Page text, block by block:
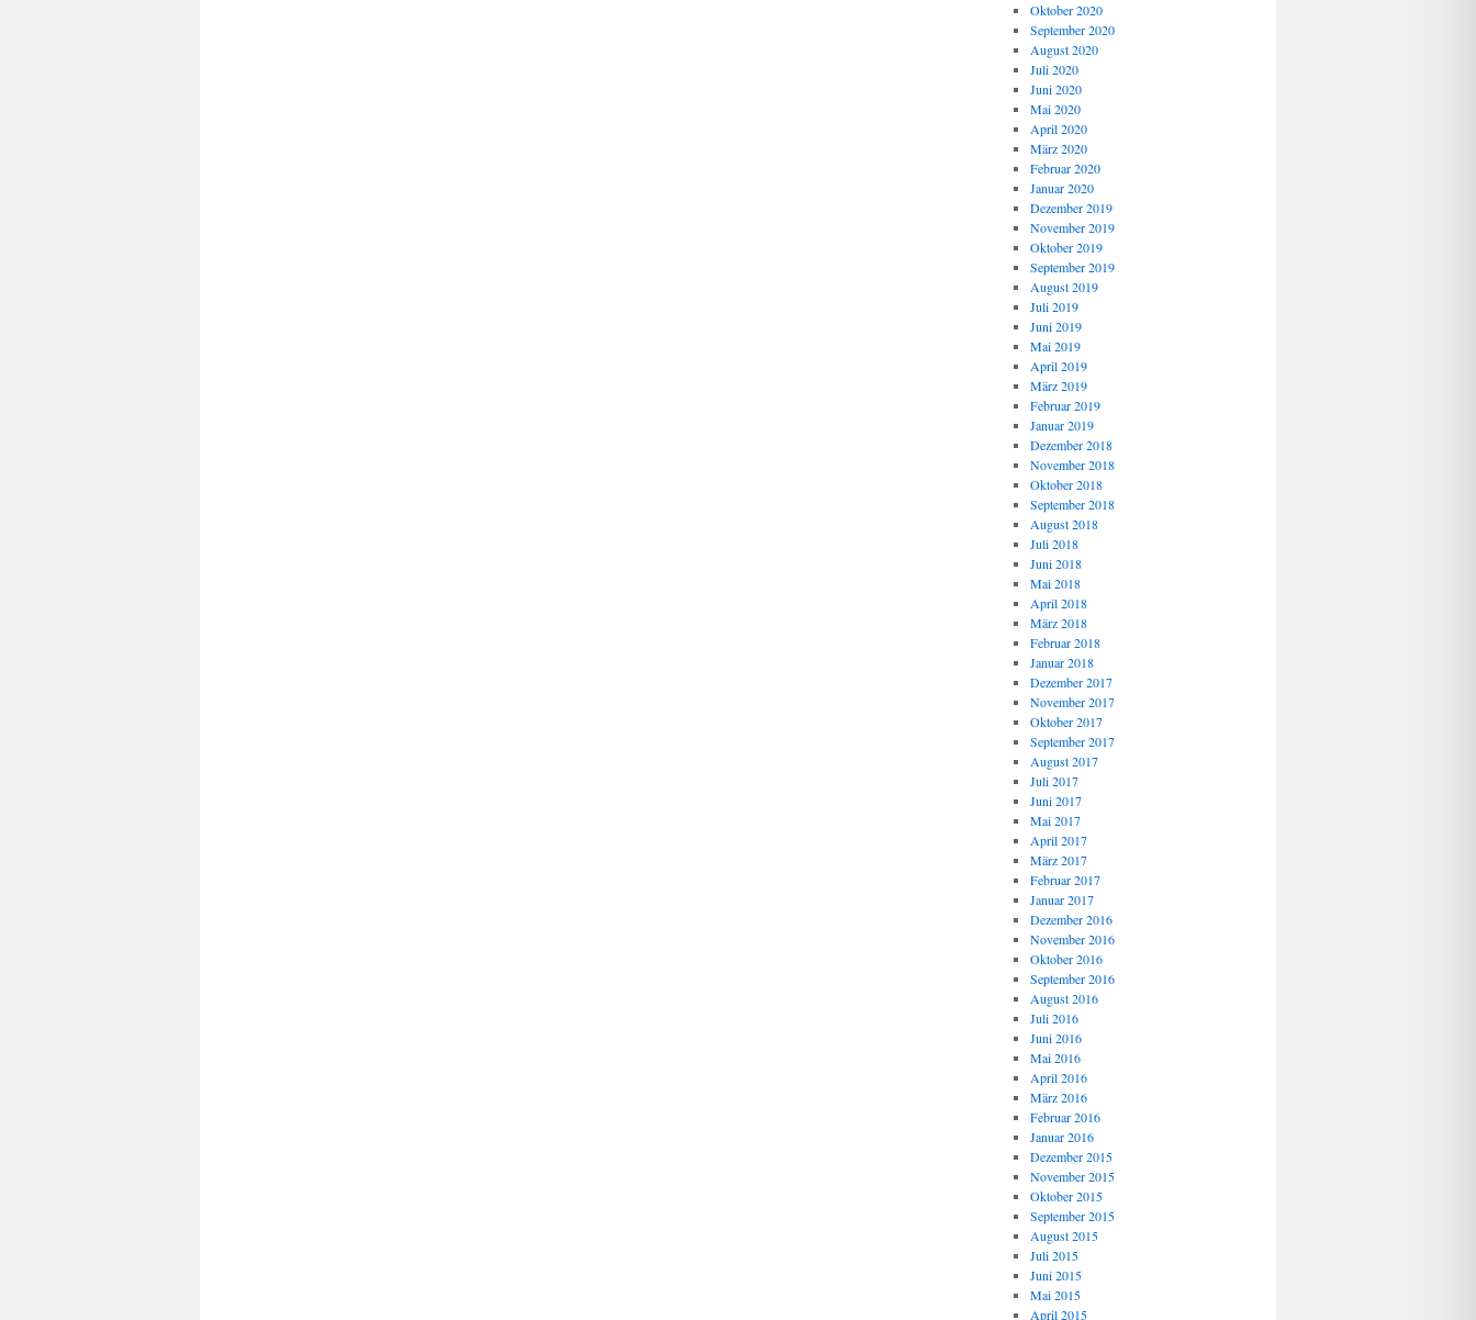
Oktober 2020
September 2020
August 2020
Juli 2020
Juni 2020
Mai 2020
April 2020
März 2020
Februar 2020
Januar 2020
Dezember 2019
November 2019
Oktober 2019
September 2019
August 2019
Juli 2019
Juni 2019
Mai 2019
April 2019
März 2019
Februar 2019
Januar 2019
Dezember 2018
November 2018
Oktober 2018
September 2018
August 2018
Juli 2018
Juni 2018
Mai 2018
April 2018
März 2018
Februar 2018
Januar 2018
Dezember 2017
November 2017
Oktober 2017
September 2017
August 2017
Juli 2017
Juni 2017
Mai 2017
April 2017
März 2017
Februar 2017
Januar 2017
Dezember 2016
November 2016
Oktober 2016
September 2016
August 2016
Juli 2016
Juni 2016
Mai 2016
April 2016
März 2016
Februar 2016
Januar 2016
Dezember 2015
November 2015
Oktober 2015
September 2015
August 2015
Juli 2015
Juni 2015
Mai 2015
April 2015